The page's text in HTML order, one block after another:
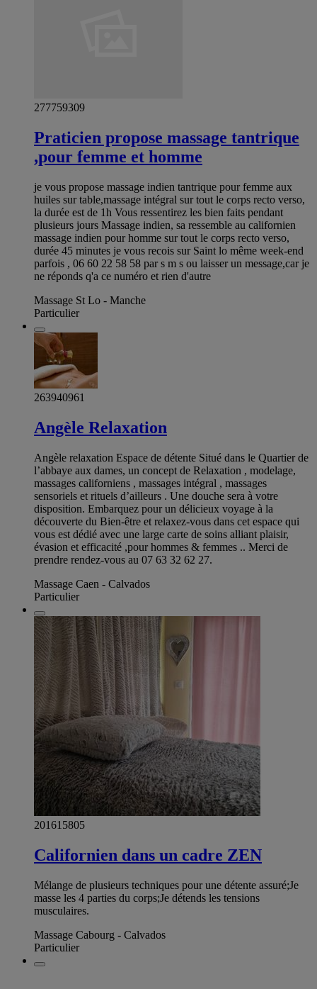
277759309
Praticien propose massage tantrique
,pour femme et homme
je vous propose massage indien tantrique pour femme aux
huiles sur table,massage intégral sur tout le corps recto verso,
la durée est de 1h Vous ressentirez les bien faits pendant
plusieurs jours Massage indien, sa ressemble au californien
massage indien pour homme sur tout le corps recto verso,
durée 45 minutes je vous recois sur Saint lo même week-end
parfois , 06 60 22 58 58 par s m s ou laisser un message,car je
ne réponds q'a ce numéro et rien d'autre
Massage St Lo - Manche
Particulier
263940961
Angèle Relaxation
Angèle relaxation Espace de détente Situé dans le Quartier de
l’abbaye aux dames, un concept de Relaxation , modelage,
massages californiens , massages intégral , massages
sensoriels et rituels d’ailleurs . Une douche sera à votre
disposition. Embarquez pour un délicieux voyage à la
découverte du Bien-être et relaxez-vous dans cet espace qui
vous est dédié avec une large carte de soins alliant plaisir,
évasion et efficacité ,pour hommes & femmes .. Merci de
prendre rendez-vous au 07 63 32 62 27.
Massage Caen - Calvados
Particulier
201615805
Californien dans un cadre ZEN
Mélange de plusieurs techniques pour une détente assuré;Je
masse les 4 parties du corps;Je détends les tensions
musculaires.
Massage Cabourg - Calvados
Particulier